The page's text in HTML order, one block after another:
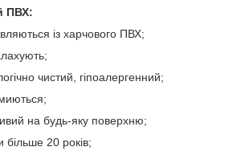
ПВХ:
із харчового ПВХ;
чистий, гіпоалергенний;
на будь-яку поверхню;
більше 20 років;